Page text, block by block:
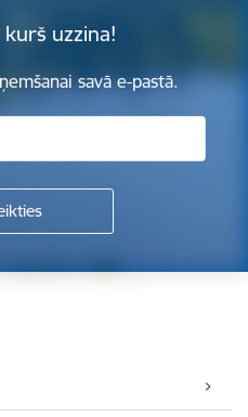
uzzina!
savā e-pastā.